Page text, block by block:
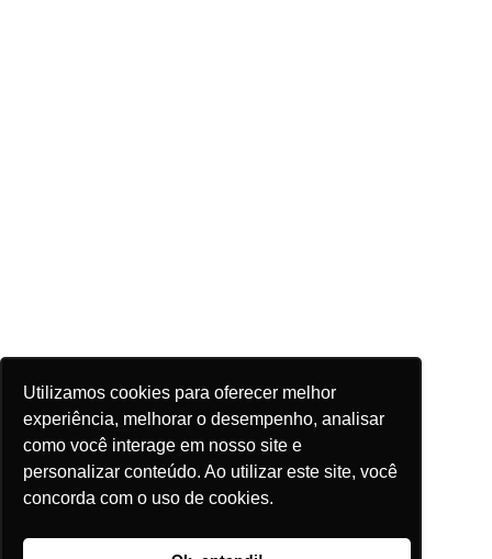
Utilizamos cookies para oferecer melhor
experiência, melhorar o desempenho, analisar
como você interage em nosso site e
personalizar conteúdo. Ao utilizar este site, você
concorda com o uso de cookies.